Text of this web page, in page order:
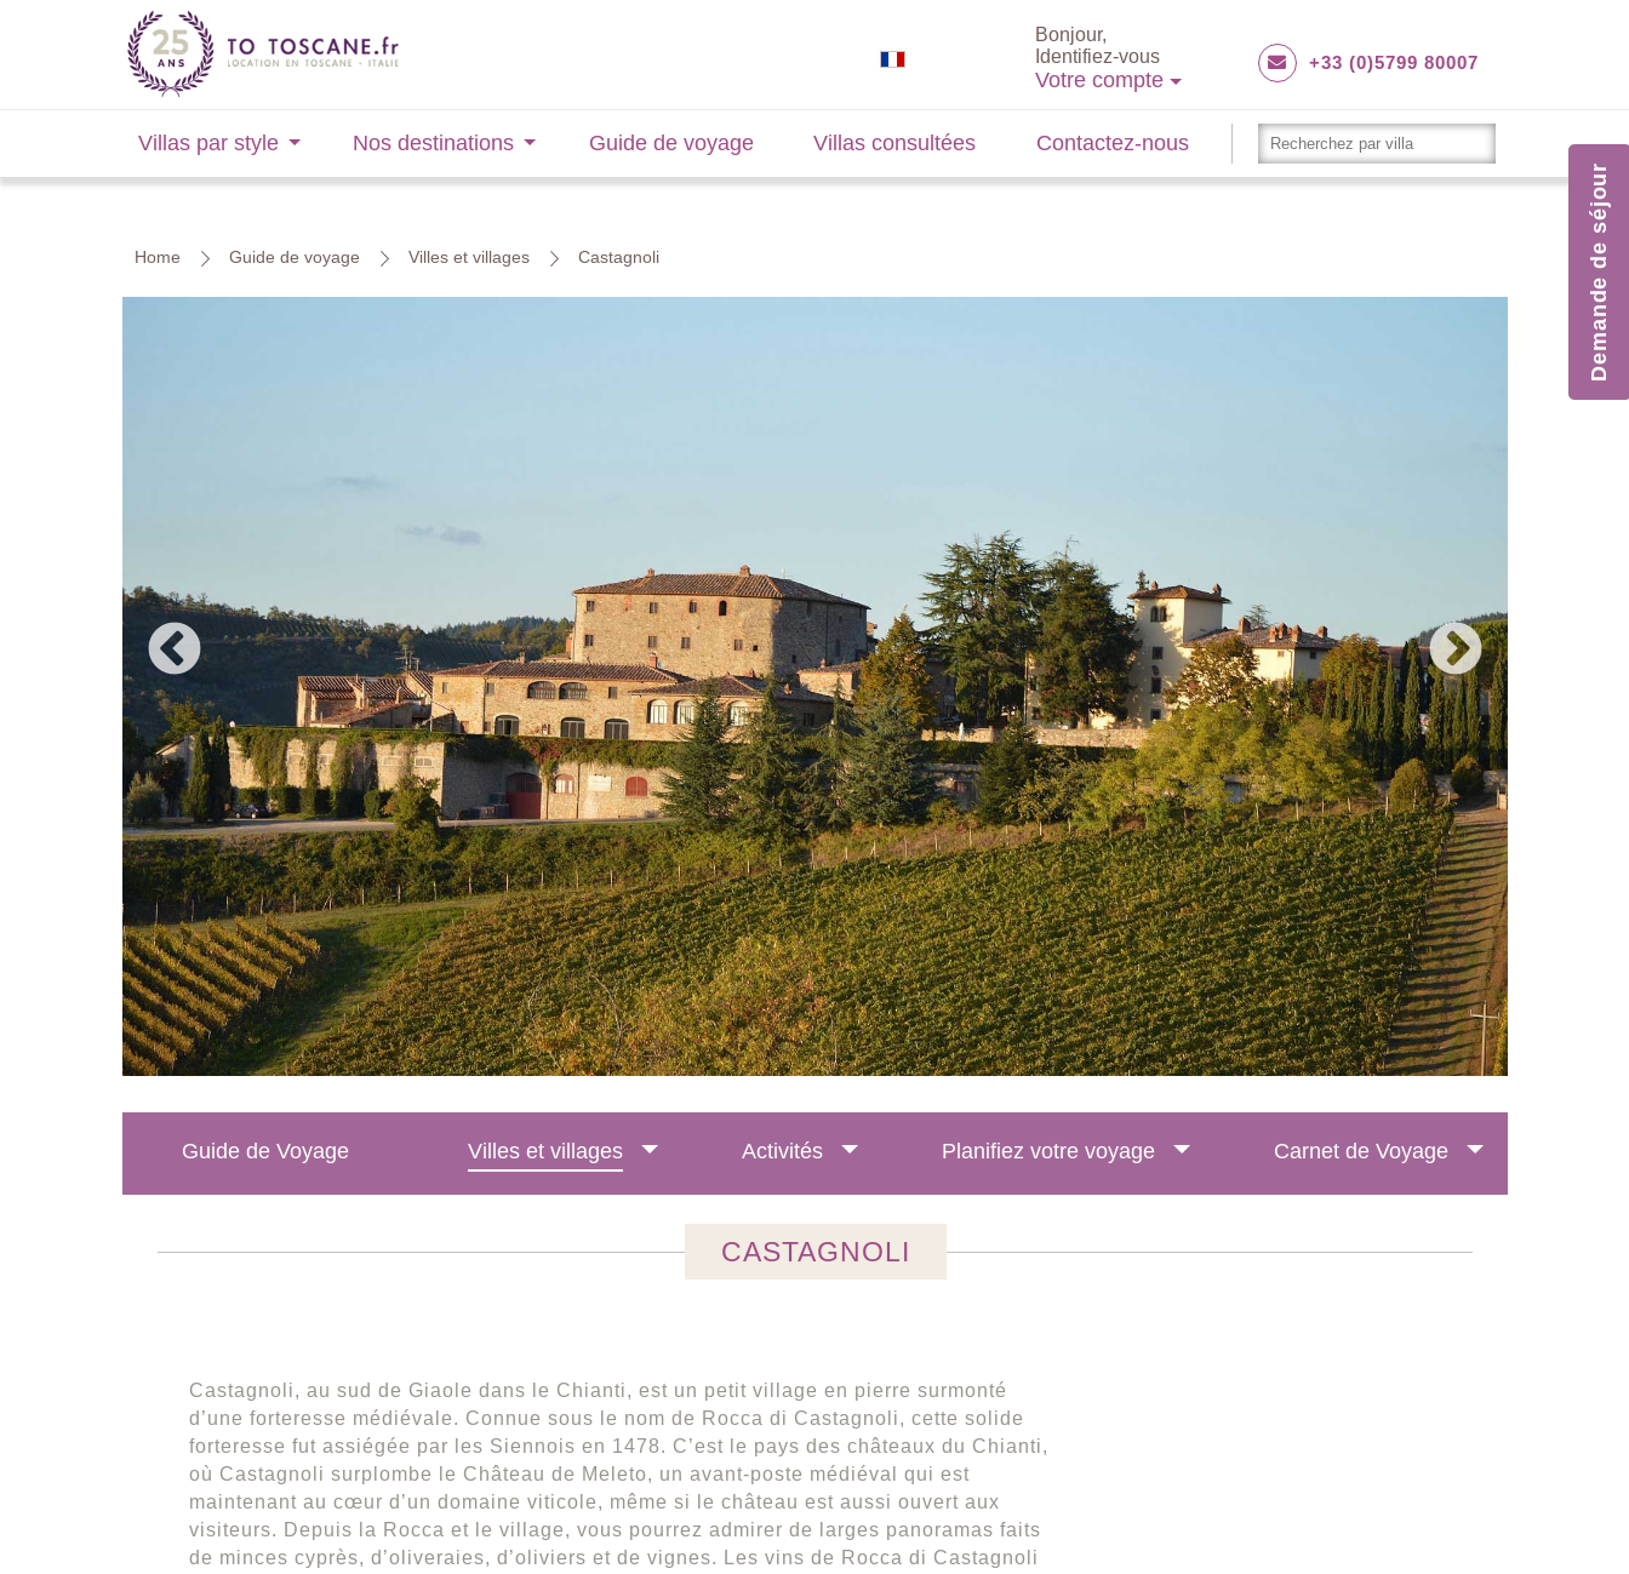
Bonjour,
Identifiez-vous
Votre compte
+33 (0)5799 80007
Villas par style Nos destinations Guide de voyage Villas consultées Contactez-nous
Home Guide de voyage Villes et villages Castagnoli
Guide de Voyage Villes et villages Activités Planifiez votre voyage Carnet de Voyage
CASTAGNOLI
Castagnoli, au sud de Giaole dans le Chianti, est un petit village en pierre surmonté
d’une forteresse médiévale. Connue sous le nom de Rocca di Castagnoli, cette solide
forteresse fut assiégée par les Siennois en 1478. C’est le pays des châteaux du Chianti,
où Castagnoli surplombe le Château de Meleto, un avant-poste médiéval qui est
maintenant au cœur d’un domaine viticole, même si le château est aussi ouvert aux
visiteurs. Depuis la Rocca et le village, vous pourrez admirer de larges panoramas faits
de minces cyprès, d’oliveraies, d’oliviers et de vignes. Les vins de Rocca di Castagnoli
Demande de séjour